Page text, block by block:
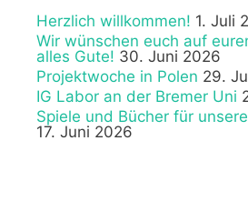
Herzlich willkommen! 1. Juli
Wir wünschen euch auf
alles Gute! 30. Juni 2026
Projektwoche in Polen 29.
IG Labor an der Bremer Uni
Spiele und Bücher für
17. Juni 2026